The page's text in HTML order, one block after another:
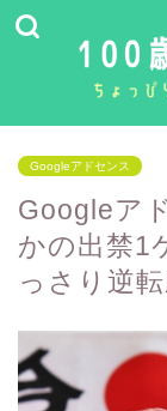
Googleアドセンス
Googleア
かの出禁1
っさり逆転